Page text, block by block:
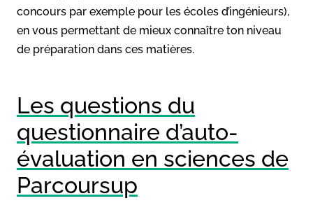
concours par exemple pour les écoles d’ingénieurs),
en vous permettant de mieux connaître ton niveau
de préparation dans ces matières.
Les questions du
questionnaire d’auto-
évaluation en sciences de
Parcoursup